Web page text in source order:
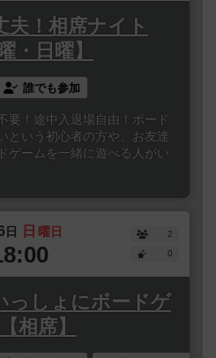
夫！相席ナイト
・日曜】
誰でも参加
要！途中入退場自由！ボード
という初心者の方や、お友達
ゲームを一緒に遊べる人がい
日 日 曜日
2
0
っしょにボードゲ
相席】